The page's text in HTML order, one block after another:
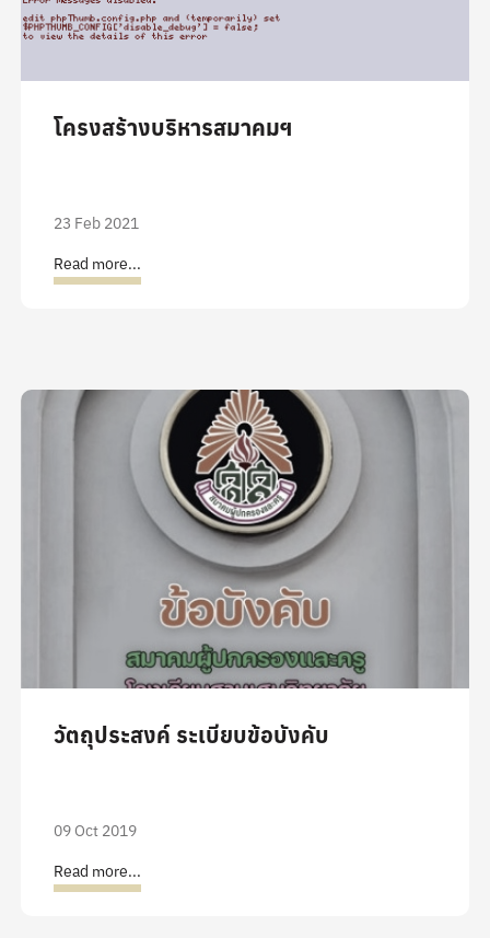
โครงสร้างบริหารสมาคมฯ
23 Feb 2021
Read more...
วัตถุประสงค์ ระเบียบข้อบังคับ
09 Oct 2019
Read more...